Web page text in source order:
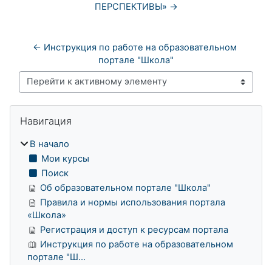
ПЕРСПЕКТИВЫ» →
← Инструкция по работе на образовательном
портале "Школа"
Перейти к активному элементу
Блоки
Навигация
В начало
Мои курсы
Поиск
Об образовательном портале "Школа"
Правила и нормы использования портала
«Школа»
Регистрация и доступ к ресурсам портала
Инструкция по работе на образовательном
портале "Ш...